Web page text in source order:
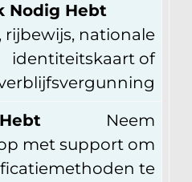
Nodig Hebt
rijbewijs, nationale
identiteitskaart of
Neem
met support om
te